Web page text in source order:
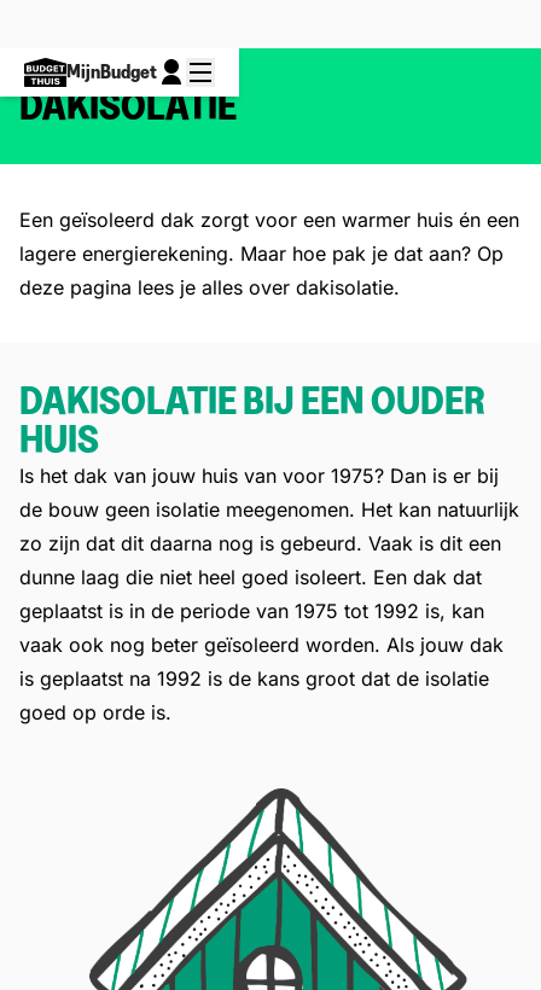
MijnBudget
DAKISOLATIE
Een geïsoleerd dak zorgt voor een warmer huis én een
lagere energierekening. Maar hoe pak je dat aan? Op
deze pagina lees je alles over dakisolatie.
DAKISOLATIE BIJ EEN OUDER
HUIS
Is het dak van jouw huis van voor 1975? Dan is er bij
de bouw geen isolatie meegenomen. Het kan natuurlijk
zo zijn dat dit daarna nog is gebeurd. Vaak is dit een
dunne laag die niet heel goed isoleert. Een dak dat
geplaatst is in de periode van 1975 tot 1992 is, kan
vaak ook nog beter geïsoleerd worden. Als jouw dak
is geplaatst na 1992 is de kans groot dat de isolatie
goed op orde is.